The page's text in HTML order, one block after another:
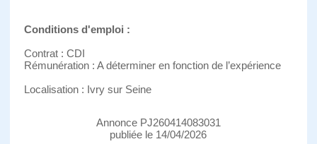
Conditions d'emploi :
Contrat : CDI
Rémunération : A déterminer en fonction de l’expérience
Localisation : Ivry sur Seine
Annonce PJ260414083031
publiée le 14/04/2026